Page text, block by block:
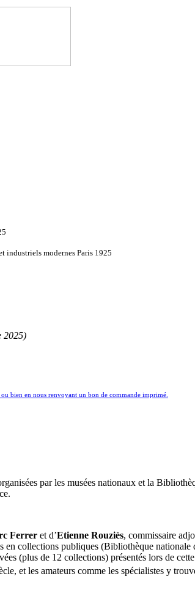
industriels modernes Paris 1925
2025)
bien en nous renvoyant un bon de commande imprimé.
par les musées nationaux et la
Ferrer et d’Etienne Rouziès, commissaire
collections publiques (Bibliothèque
(plus de 12 collections) présentés lors de
et les amateurs comme les spécialistes y